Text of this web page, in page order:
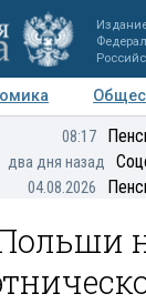
Мнения
08:17
два дня назад
04.08.2026